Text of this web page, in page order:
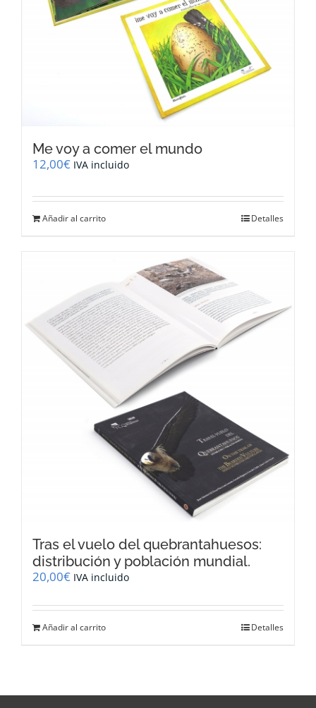
Me voy a comer el mundo
12,00€ IVA incluido
Añadir al carrito Detalles
Tras el vuelo del quebrantahuesos:
distribución y población mundial.
20,00€ IVA incluido
Añadir al carrito Detalles